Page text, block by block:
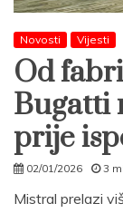
Novosti Vijesti
Od
Bugatti
prije
02/01/2026 3
Mistral prelazi